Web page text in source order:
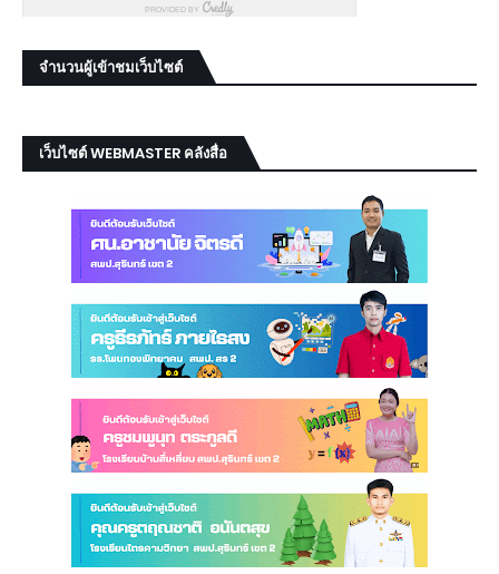
จำนวนผู้เข้าชมเว็บไซต์
เว็บไซต์ WEBMASTER คลังสื่อ